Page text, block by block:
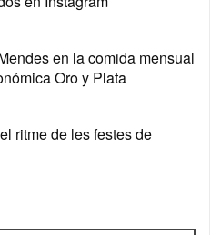
en la comida mensual
Oro y Plata
ritme de les festes de